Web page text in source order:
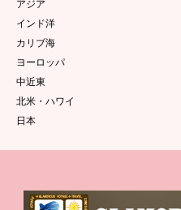
アジア
インド洋
カリブ海
ヨーロッパ
中近東
北米・ハワイ
日本